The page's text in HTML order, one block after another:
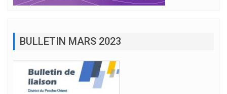
BULLETIN MARS 2023